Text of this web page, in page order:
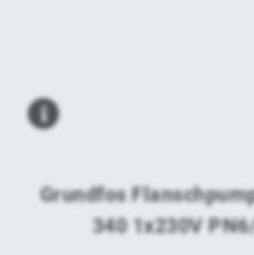
Grundfos
340 1x230V